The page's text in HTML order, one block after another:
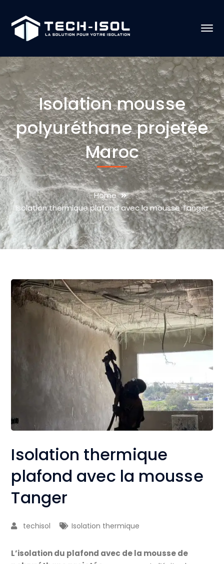
Isolation mousse
polyuréthane projetée
Maroc
Home
Isolation thermique plafond avec la mousse Tanger
Isolation thermique
plafond avec la mousse
Tanger
techisol Isolation thermique
L’isolation du plafond avec de la mousse de